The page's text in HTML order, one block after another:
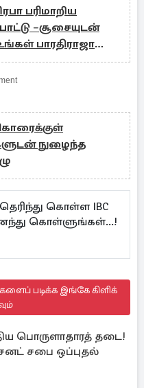
பரிமாறிய
–சூசையுடன்
உங்கள் பாரதிராஜா
!
நுழைந்த
கொள்ள IBC
கொள்ளுங்கள்...!
படிக்க இங்கே கிளிக்
பொருளாதாரத் தடை!
சபை ஒப்புதல்